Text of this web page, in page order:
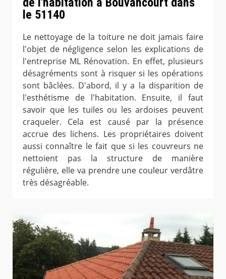
le 51140
Le nettoyage de la toiture ne doit jamais faire
l'objet de négligence selon les explications de
l'entreprise ML Rénovation. En effet, plusieurs
désagréments sont à risquer si les opérations
sont bâclées. D'abord, il y a la disparition de
l'esthétisme de l'habitation. Ensuite, il faut
savoir que les tuiles ou les ardoises peuvent
craqueler. Cela est causé par la présence
accrue des lichens. Les propriétaires doivent
aussi connaître le fait que si les couvreurs ne
nettoient pas la structure de manière
régulière, elle va prendre une couleur verdâtre
très désagréable.